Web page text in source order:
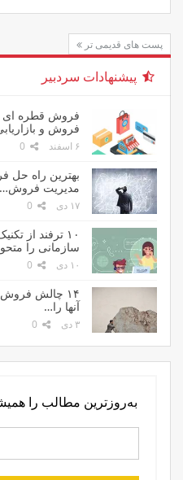
پست های قدیمی تر
پیشنهادات سردبیر
فروش قطره ای
فروش و
۶ اسفند
مدیریت فروش…
۱۷ دی
سازمانی را
۱۰ دی
۱۴ چالش
آنها را…
۳ دی
به‌روزترین مطالب را